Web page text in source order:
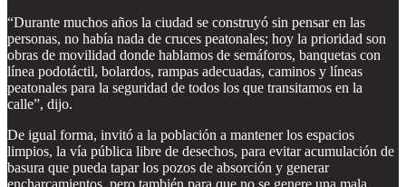
“Durante muchos años la ciudad se construyó sin pensar en las
personas, no había nada de cruces peatonales; hoy la prioridad son
obras de movilidad donde hablamos de semáforos, banquetas con
línea podotáctil, bolardos, rampas adecuadas, caminos y líneas
peatonales para la seguridad de todos los que transitamos en la
calle”, dijo.
De igual forma, invitó a la población a mantener los espacios
limpios, la vía pública libre de desechos, para evitar acumulación de
basura que pueda tapar los pozos de absorción y generar
encharcamientos, pero también para que no se genere una mala